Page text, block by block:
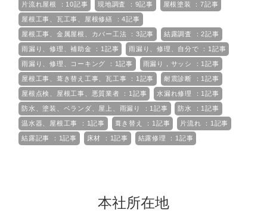
片流れ屋根 ：10記事 現地調査 ：9記事 屋根塗装 ：7記事
屋根工事、瓦工事、屋根修繕 ：4記事
屋根工事、金属屋根、カバー工法 ：3記事 結露調査 ：2記事
雨漏り、修理、補助金 ：1記事 雨漏り、修理、自分で ：1記事
雨漏り、修理、コーキング ：1記事 雨漏り，サッシ ：1記事
屋根工事、葺き替え工事、瓦工事 ：1記事 耐震診断 ：1記事
屋根点検、屋根工事、悪質業者 ：1記事 水漏れ修理 ：1記事
防水、塗装、ベランダ、屋上、雨漏り ：1記事 防水 ：1記事
温水器、屋根工事 ：1記事 葺き替え ：1記事 片流れ ：1記事
結露記事 ：1記事 床材 ：1記事 結露修理 ：1記事
本社所在地